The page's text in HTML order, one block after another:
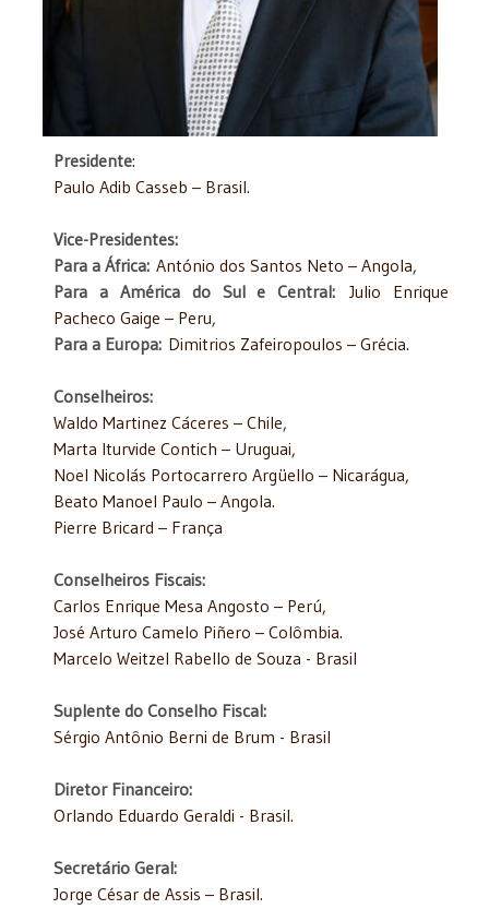
Presidente:
Paulo Adib Casseb – Brasil.
Vice-Presidentes:
Para a África: António dos Santos Neto – Angola,
Para a América do Sul e Central:Julio Enrique
Pacheco Gaige – Peru,
Para a Europa: Dimitrios Zafeiropoulos – Grécia.
Conselheiros:
Waldo Martinez Cáceres – Chile,
Marta Iturvide Contich – Uruguai,
Noel Nicolás Portocarrero Argüello – Nicarágua,
Beato Manoel Paulo – Angola.
Pierre Bricard – França
Conselheiros Fiscais:
Carlos Enrique Mesa Angosto – Perú,
José Arturo Camelo Piñero – Colômbia.
Marcelo Weitzel Rabello de Souza - Brasil
Suplente do Conselho Fiscal:
Sérgio Antônio Berni de Brum - Brasil
Diretor Financeiro:
Orlando Eduardo Geraldi - Brasil.
Secretário Geral:
Jorge César de Assis – Brasil.